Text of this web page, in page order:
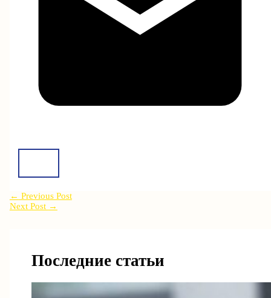
← Previous Post
Next Post →
Последние статьи